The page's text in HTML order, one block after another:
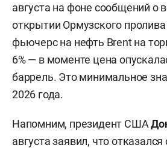
августа на фоне сообщений о
открытии Ормузского
фьючерс на нефть Brent на
6% — в моменте цена
баррель. Это минимальное
2026 года.
Напомним, президент США
августа заявил, что отказался